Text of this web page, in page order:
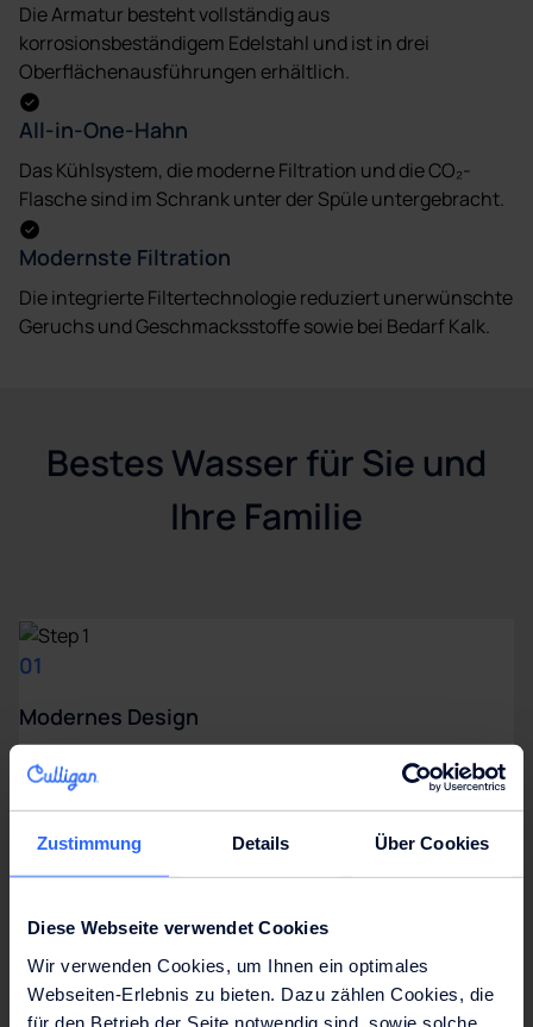
Zustimmung Details Über Cookies
Diese Webseite verwendet Cookies
Wir verwenden Cookies, um Ihnen ein optimales
Webseiten-Erlebnis zu bieten. Dazu zählen Cookies, die
für den Betrieb der Seite notwendig sind, sowie solche,
Die Armatur besteht vollständig aus
korrosionsbeständigem Edelstahl und ist in drei
Oberflächenausführungen erhältlich.
All-in-One-Hahn
Das Kühlsystem, die moderne Filtration und die CO₂-
Flasche sind im Schrank unter der Spüle untergebracht.
Modernste Filtration
Die integrierte Filtertechnologie reduziert unerwünschte
Geruchs und Geschmacksstoffe sowie bei Bedarf Kalk.
Bestes Wasser für Sie und
Ihre Familie
01
Modernes Design
Hochwertiges Design, erstklassige
Verarbeitung und intelligente
Technologie vereint in einer
02
Multifunktions Armatur